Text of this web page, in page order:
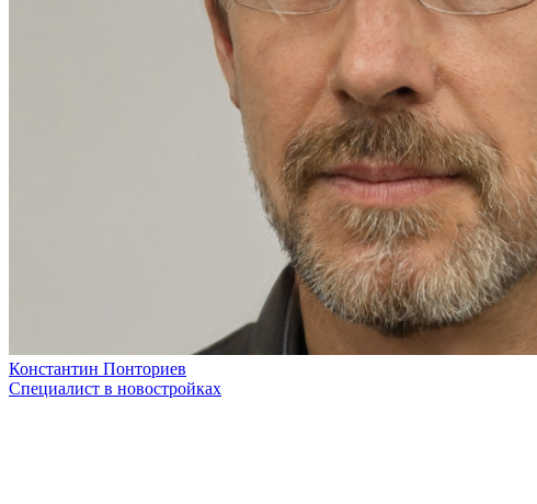
Константин Понториев
Специалист в новостройках